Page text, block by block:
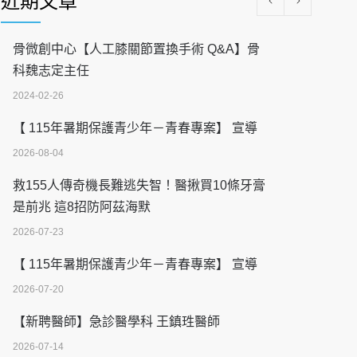
骨微創中心【人工膝關節置換手術 Q&A】骨
科魏志定主任
2024-02-26
【 115年暑期保護青少年－青春專案】 宣導
2026-08-04
救155人傳奇機長難逃失智！醫揪買10條牙膏
是前兆 這8招防阿茲海默
2026-07-23
【 115年暑期保護青少年－青春專案】 宣導
2026-07-20
【新聘醫師】急診醫學科 王鎮珄醫師
2026-07-14